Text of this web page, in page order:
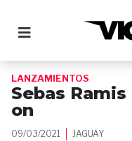
LANZAMIENTOS
Sebas
on
09/03/2021 JAGUAY